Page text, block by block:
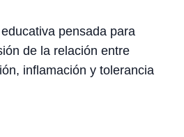
pensada para
de la relación entre
inflamación y tolerancia